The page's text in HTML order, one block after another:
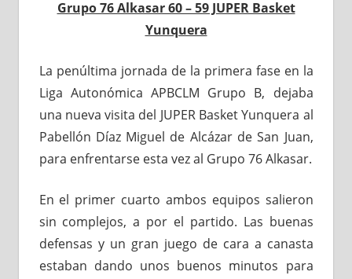
Grupo 76 Alkasar 60 – 59 JUPER Basket
Yunquera
La penúltima jornada de la primera fase en la
Liga Autonómica APBCLM Grupo B, dejaba
una nueva visita del JUPER Basket Yunquera al
Pabellón Díaz Miguel de Alcázar de San Juan,
para enfrentarse esta vez al Grupo 76 Alkasar.
En el primer cuarto ambos equipos salieron
sin complejos, a por el partido. Las buenas
defensas y un gran juego de cara a canasta
estaban dando unos buenos minutos para